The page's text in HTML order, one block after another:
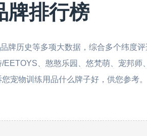
牌排行榜
牌历史等多项大数据，综合多个纬度评
、憨憨乐园、悠梵萌、宠邦师
宠物训练用品什么牌子好，供您参考。